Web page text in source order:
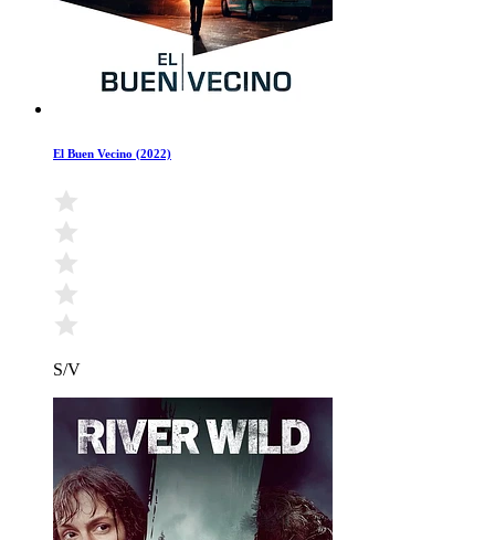
El Buen Vecino (2022)
S/V